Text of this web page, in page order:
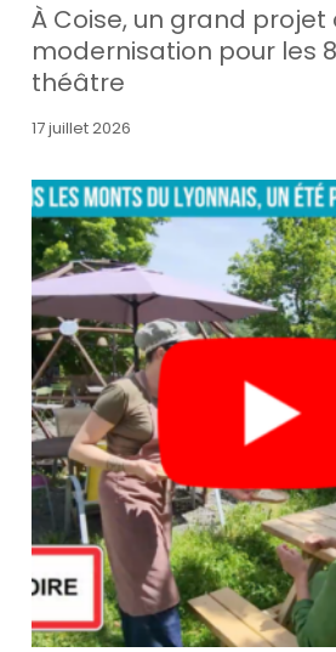
À Coise, un grand projet
modernisation pour les
théâtre
17 juillet 2026